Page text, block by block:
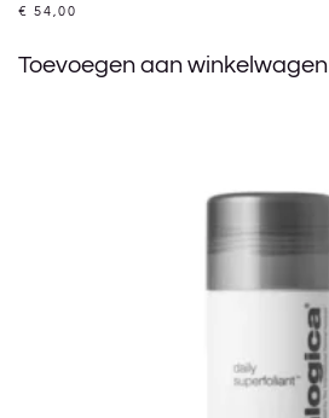
€ 54,00
Toevoegen aan winkelwagen